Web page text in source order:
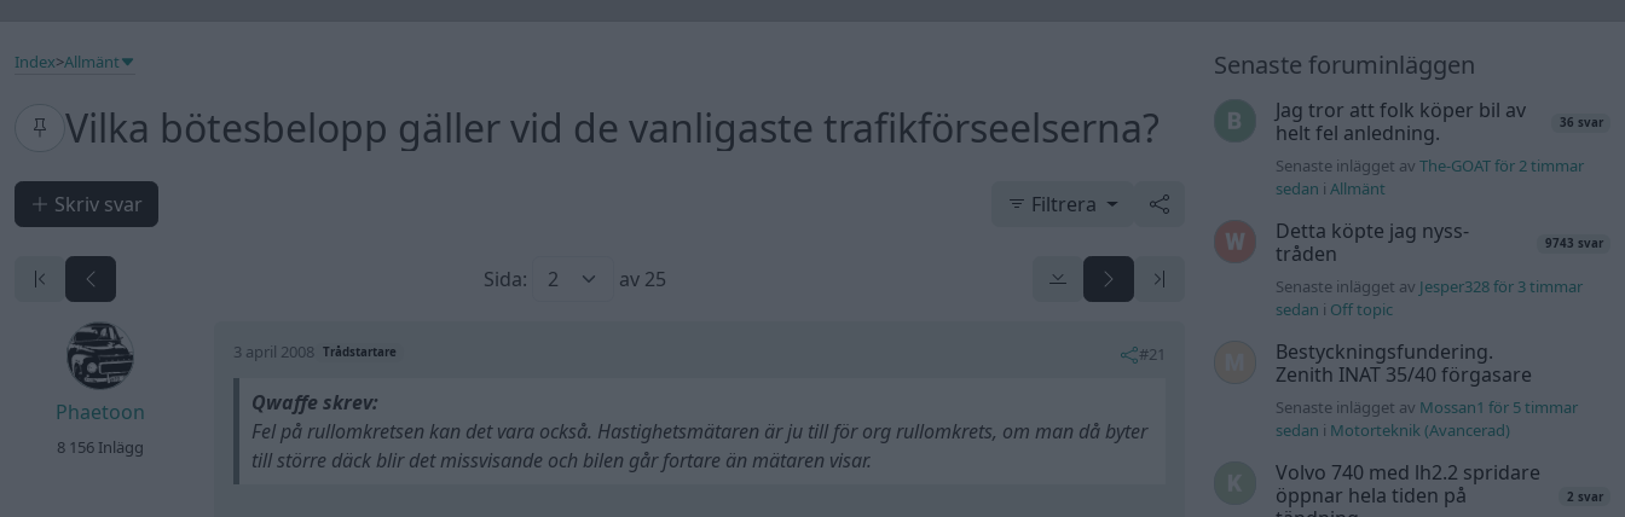
Index>Allmänt
Vilka bötesbelopp gäller vid de vanligaste trafikförseelserna?
Skriv svar Filtrera
Sida: av 25
Phaetoon
8 156 Inlägg
3 april 2008 Trådstartare #21
Qwaffe skrev:
Fel på rullomkretsen kan det vara också. Hastighetsmätaren är ju till för org rullomkrets, om man då byter
till större däck blir det missvisande och bilen går fortare än mätaren visar.
Senaste foruminläggen
Jag tror att folk köper bil av
helt fel anledning.
36 svar
Senaste inlägget avThe-GOAT för 2 timmar
sedan iAllmänt
Detta köpte jag nyss-
tråden
9743 svar
Senaste inlägget av Jesper328 för 3 timmar
sedan i Off topic
Bestyckningsfundering.
Zenith INAT 35/40 förgasare
Senaste inlägget av Mossan1 för 5 timmar
sedan i Motorteknik (Avancerad)
Volvo 740 med lh2.2 spridare
öppnar hela tiden på
2 svar